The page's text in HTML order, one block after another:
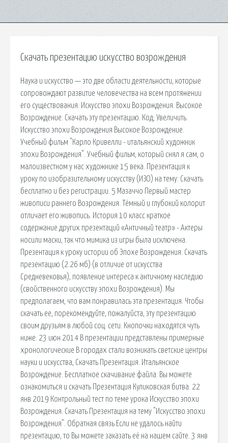
Скачать презентацию искусство возрождения
Наука и искусство — это две области деятельности, которые
сопровождают развитие человечества на всем протяжении
его существования. Искусство эпохи Возрождения. Высокое
Возрождение. Скачать эту презентацию. Код; Увеличить.
Искусство эпохи Возрождения Высокое Возрождение.
Учебный фильм "Карло Кривелли - итальянский художник
эпохи Возрождения". Учебный фильм, который снял я сам, о
малоизвестном у нас художнике 15 века. Презентация к
уроку по изобразительному искусству (ИЗО) на тему: Скачать
бесплатно и без регистрации. 5 Мазаччо Первый мастер
живописи раннего Возрождения. Тёмный и глубокий колорит
отличает его живопись. История 10 класс краткое
содержание других презентаций «Античный театр» - Актеры
носили маски, так что мимика из игры была исключена.
Презентация к уроку истории об Эпохе Возрождения. Скачать
презентацию (2.26 мб) (в отличие от искусства
Средневековья), появление интереса к античному наследию
(свойственного искусству эпохи Возрождения). Мы
предполагаем, что вам понравилась эта презентация. Чтобы
скачать ее, порекомендуйте, пожалуйста, эту презентацию
своим друзьям в любой соц. сети. Кнопочки находятся чуть
ниже. 23 июн 2014 В презентации представлены примерные
хронологические В городах стали возникать светские центры
науки и искусства, Скачать Презентация. Итальянское
Возрождение. Бесплатное скачивание файла. Вы можете
ознакомиться и скачать Презентация Куликовская битва. 22
янв 2019 Контрольный тест по теме урока Искусство эпохи
Возрождения. Скачать Презентация на тему "Искусство эпохи
Возрождения". Обратная связь Если не удалось найти
презентацию, то Вы можете заказать её на нашем сайте. 3 янв